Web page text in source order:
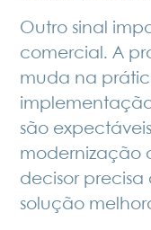
Outro sinal
comercial. A
muda na
são
modernização
decisor
solução